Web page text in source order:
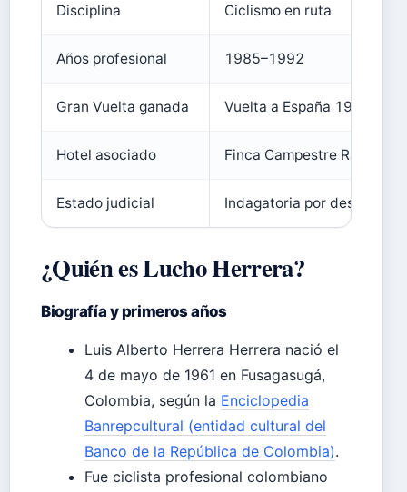
Disciplina Ciclismo en ruta
Años profesional 1985–1992
Gran Vuelta ganada Vuelta a España 1987
Hotel asociado Finca Campestre Rancho
Estado judicial Indagatoria por
¿Quién es Lucho Herrera?
Biografía y primeros años
Luis Alberto Herrera Herrera nació el
4 de mayo de 1961 en Fusagasugá,
Colombia, según la Enciclopedia
Banrepcultural (entidad cultural del
Banco de la República de Colombia).
Fue ciclista profesional colombiano